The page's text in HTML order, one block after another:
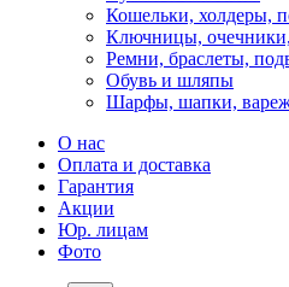
Кошельки, холдеры,
Ключницы, очечники,
Ремни, браслеты,
Обувь и шляпы
Шарфы, шапки,
О нас
Оплата и доставка
Гарантия
Акции
Юр. лицам
Фото